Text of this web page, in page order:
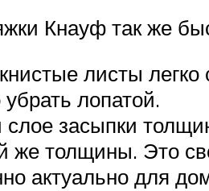
Кнауф так же
листы легко
лопатой.
засыпки
же толщины. Это
актуально для